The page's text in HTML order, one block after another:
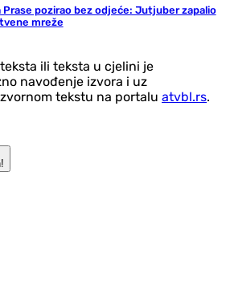
Prase pozirao bez odjeće: Jutjuber zapalio
mreže
ili teksta u cjelini je
navođenje izvora i uz
tekstu na portalu atvbl.rs.